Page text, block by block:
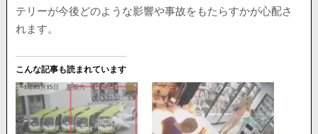
テリーが今後どのような影響や事故をもたらすかが心配さ
れます。
こんな記事も読まれています